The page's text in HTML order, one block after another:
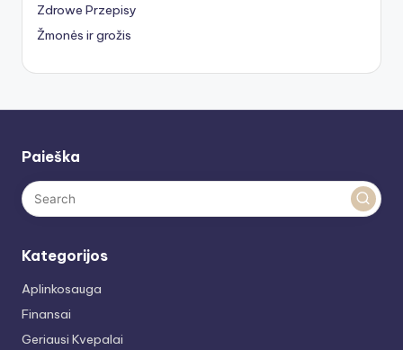
Zdrowe Przepisy
Žmonės ir grožis
Paieška
Kategorijos
Aplinkosauga
Finansai
Geriausi Kvepalai